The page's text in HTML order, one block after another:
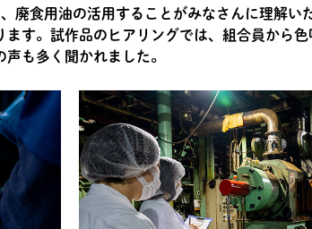
廃食用油の活用することがみなさんに理解い
す。試作品のヒアリングでは、組合員から
も多く聞かれました。